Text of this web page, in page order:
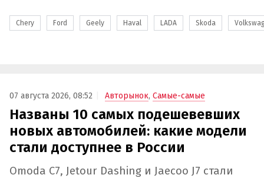
Chery Ford Geely Haval LADA Skoda
07 августа 2026, 08:52 Авторынок, Самые-самые
Названы 10 самых подешевевших
новых автомобилей: какие модели
стали доступнее в России
Omoda C7, Jetour Dashing и Jaecoo J7 стали